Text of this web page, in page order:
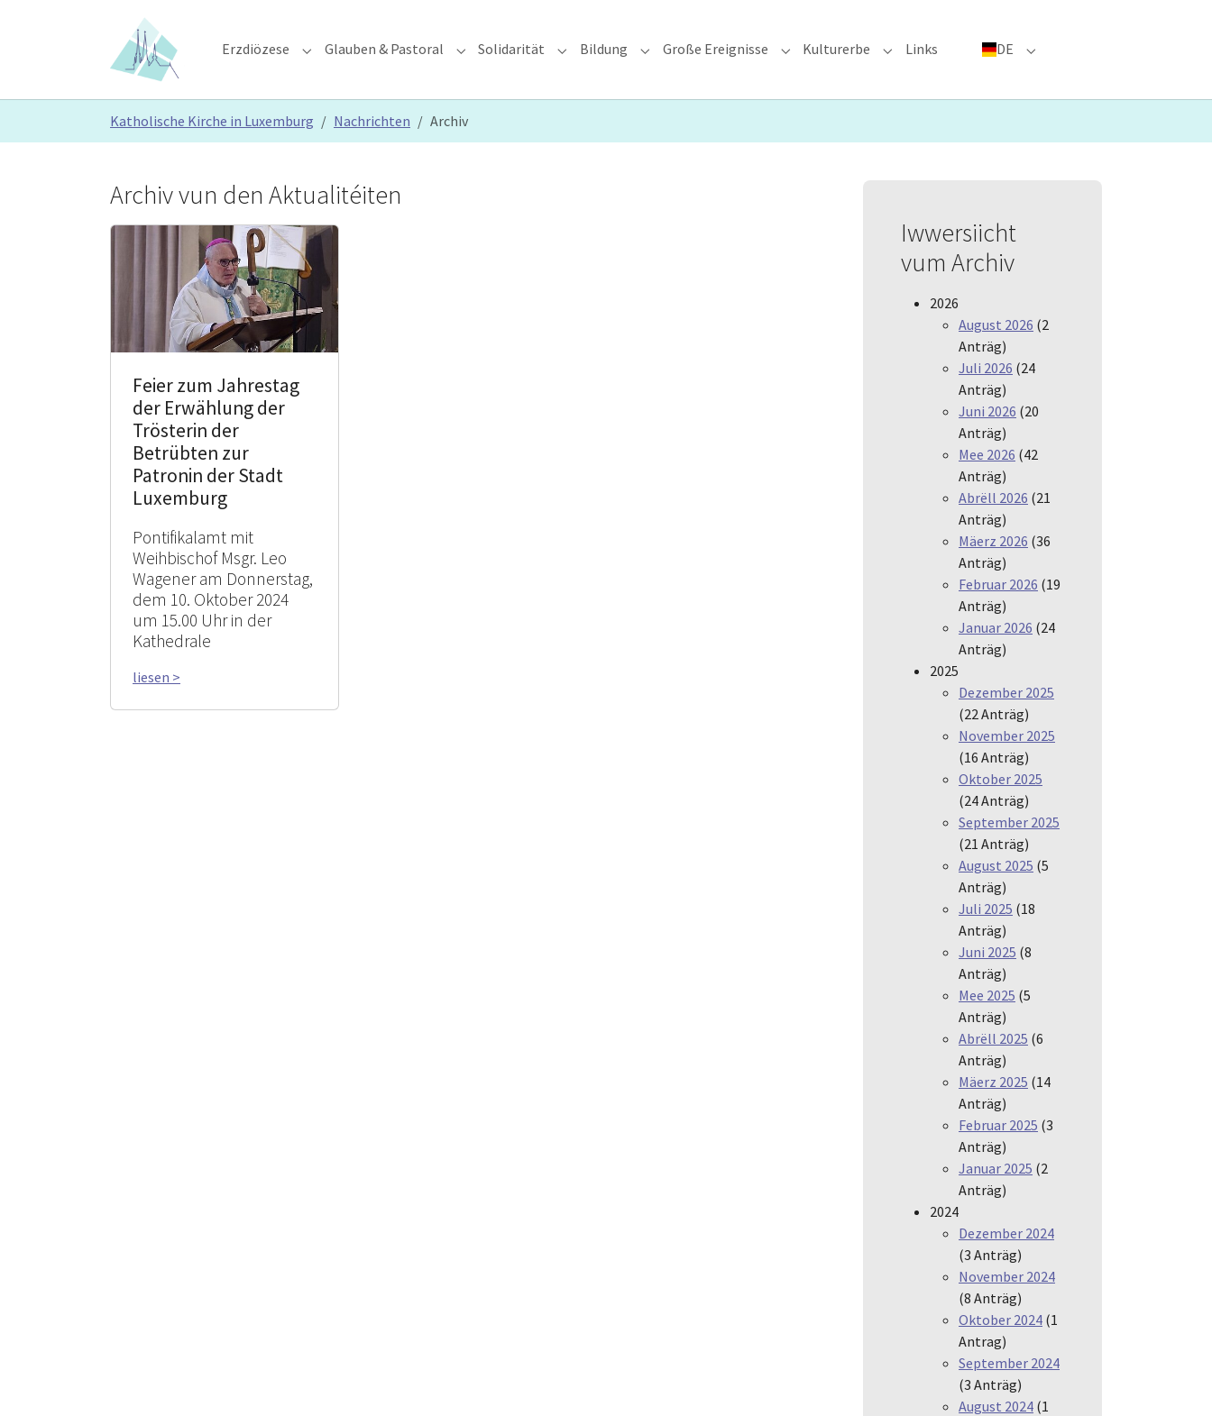
Erzdiözese Submenu for "Erzdiözese"
Glauben & Pastoral Submenu for "Glauben & Pastoral"
Solidarität Submenu for "Solidarität"
Bildung Submenu for "Bildung"
Große Ereignisse Submenu for "Große Ereignisse"
Kulturerbe Submenu for "Kulturerbe"
Links DE Submenu for "DE"
Katholische Kirche in Luxemburg Nachrichten Archiv
Archiv vun den Aktualitéiten
Feier zum Jahrestag
der Erwählung der
Trösterin der
Betrübten zur
Patronin der Stadt
Luxemburg
Pontifikalamt mit
Weihbischof Msgr. Leo
Wagener am Donnerstag,
dem 10. Oktober 2024
um 15.00 Uhr in der
Kathedrale
liesen >
Iwwersiicht
vum Archiv
2026
August 2026 (2
Anträg)
Juli 2026 (24
Anträg)
Juni 2026 (20
Anträg)
Mee 2026 (42
Anträg)
Abrëll 2026 (21
Anträg)
Mäerz 2026 (36
Anträg)
Februar 2026 (19
Anträg)
Januar 2026 (24
Anträg)
2025
Dezember 2025
(22 Anträg)
November 2025
(16 Anträg)
Oktober 2025
(24 Anträg)
September 2025
(21 Anträg)
August 2025 (5
Anträg)
Juli 2025 (18
Anträg)
Juni 2025 (8
Anträg)
Mee 2025 (5
Anträg)
Abrëll 2025 (6
Anträg)
Mäerz 2025 (14
Anträg)
Februar 2025 (3
Anträg)
Januar 2025 (2
Anträg)
2024
Dezember 2024
(3 Anträg)
November 2024
(8 Anträg)
Oktober 2024 (1
Antrag)
September 2024
(3 Anträg)
August 2024 (1